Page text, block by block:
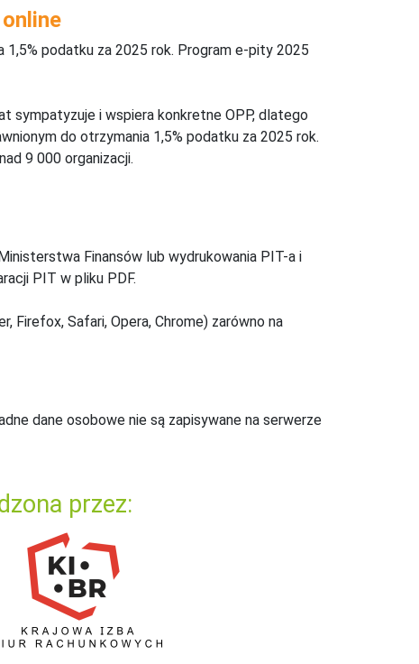
podatku za 2025 rok. Program e-pity 2025
sympatyzuje i wspiera konkretne OPP, dlatego
do otrzymania 1,5% podatku za 2025 rok.
9 000 organizacji.
Finansów lub wydrukowania PIT-a i
PIT w pliku PDF.
Firefox, Safari, Opera, Chrome) zarówno na
dane osobowe nie są zapisywane na serwerze
przez: